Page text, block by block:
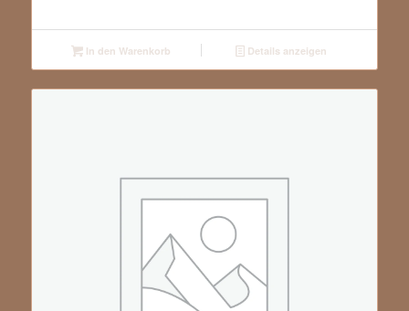
In den Warenkorb Details anzeigen